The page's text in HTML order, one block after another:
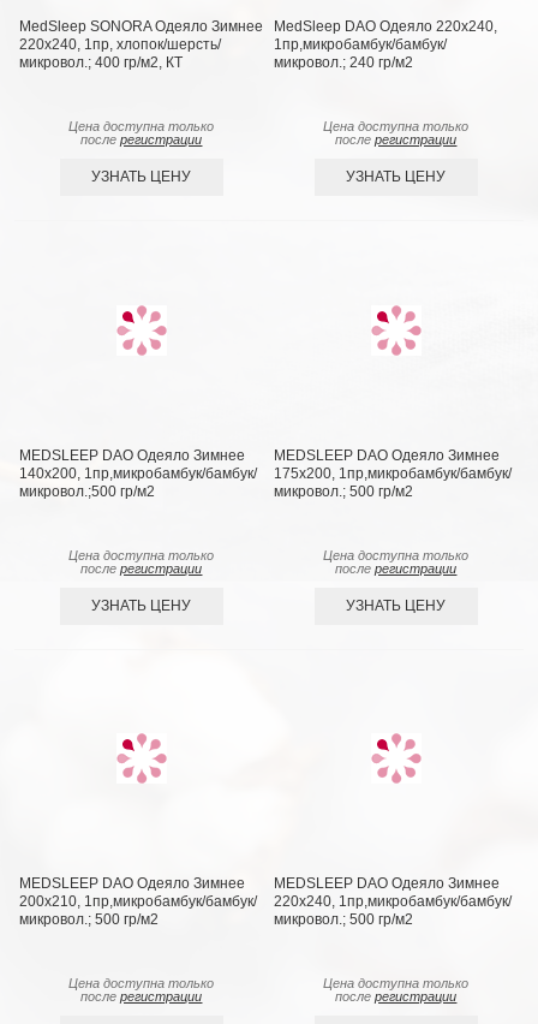
MedSleep SONORA Одеяло Зимнее
220х240, 1пр, хлопок/шерсть/
микровол.; 400 гр/м2, КТ
Цена доступна только
послерегистрации
УЗНАТЬ ЦЕНУ
MedSleep DAO Одеяло 220х240,
1пр,микробамбук/бамбук/
микровол.; 240 гр/м2
Цена доступна только
послерегистрации
УЗНАТЬ ЦЕНУ
MEDSLEEP DAO Одеяло Зимнее
140х200, 1пр,микробамбук/бамбук/
микровол.;500 гр/м2
Цена доступна только
послерегистрации
УЗНАТЬ ЦЕНУ
MEDSLEEP DAO Одеяло Зимнее
175х200, 1пр,микробамбук/бамбук/
микровол.; 500 гр/м2
Цена доступна только
послерегистрации
УЗНАТЬ ЦЕНУ
MEDSLEEP DAO Одеяло Зимнее
200х210, 1пр,микробамбук/бамбук/
микровол.; 500 гр/м2
Цена доступна только
послерегистрации
MEDSLEEP DAO Одеяло Зимнее
220х240, 1пр,микробамбук/бамбук/
микровол.; 500 гр/м2
Цена доступна только
послерегистрации